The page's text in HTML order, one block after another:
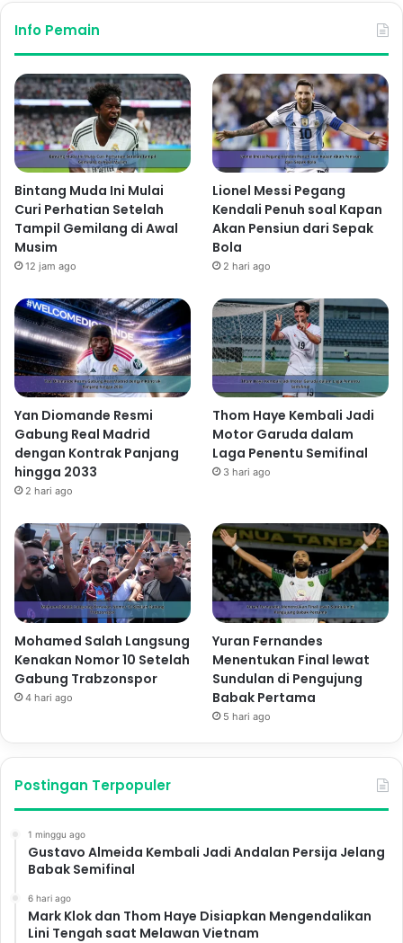
Info Pemain
Bintang Muda Ini Mulai
Curi Perhatian Setelah
Tampil Gemilang di Awal
Musim
12 jam ago
Lionel Messi Pegang
Kendali Penuh soal Kapan
Akan Pensiun dari Sepak
Bola
2 hari ago
Yan Diomande Resmi
Gabung Real Madrid
dengan Kontrak Panjang
hingga 2033
2 hari ago
Thom Haye Kembali Jadi
Motor Garuda dalam
Laga Penentu Semifinal
3 hari ago
Mohamed Salah Langsung
Kenakan Nomor 10 Setelah
Gabung Trabzonspor
4 hari ago
Yuran Fernandes
Menentukan Final lewat
Sundulan di Pengujung
Babak Pertama
5 hari ago
Postingan Terpopuler
1 minggu ago
Gustavo Almeida Kembali Jadi Andalan Persija Jelang
Babak Semifinal
6 hari ago
Mark Klok dan Thom Haye Disiapkan Mengendalikan
Lini Tengah saat Melawan Vietnam